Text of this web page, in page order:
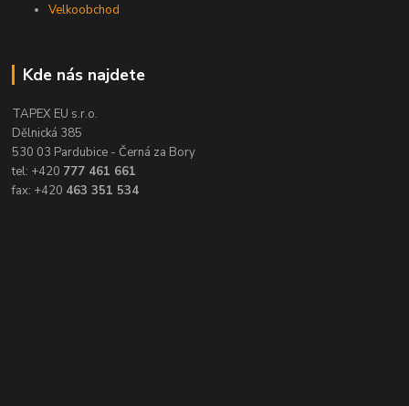
Velkoobchod
Kde nás najdete
TAPEX EU s.r.o.
Dělnická 385
530 03 Pardubice - Černá za Bory
tel: +420 777 461 661
fax: +420 463 351 534